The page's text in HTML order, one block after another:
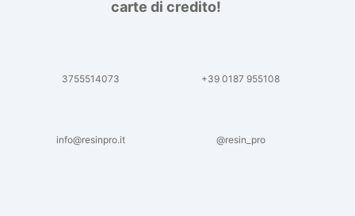
carte di credito!
3755514073 +39 0187 955108
info@resinpro.it @resin_pro